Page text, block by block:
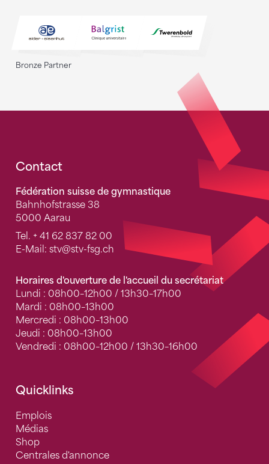
Bronze Partner
Fusszeile
Contact
Fédération suisse de gymnastique
Bahnhofstrasse 38
5000 Aarau
Tel. + 41 62 837 82 00
E-Mail: stv@stv-fsg.ch
Horaires d'ouverture de l'accueil du secrétariat
Lundi : 08h00–12h00 / 13h30–17h00
Mardi : 08h00–13h00
Mercredi : 08h00–13h00
Jeudi : 08h00–13h00
Vendredi : 08h00–12h00 / 13h30–16h00
Quicklinks
Emplois
Médias
Shop
Centrales d'annonce